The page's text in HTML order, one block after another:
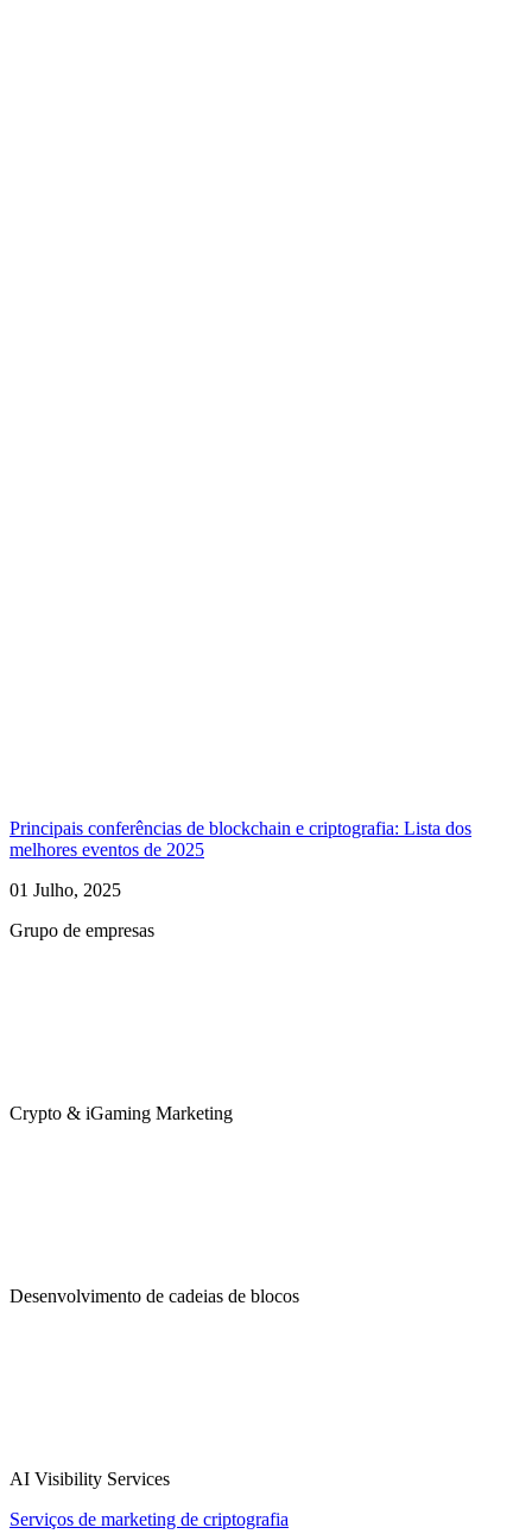
Principais conferências de blockchain e criptografia: Lista dos
melhores eventos de 2025
01 Julho, 2025
Grupo de empresas
Crypto & iGaming Marketing
Desenvolvimento de cadeias de blocos
AI Visibility Services
Serviços de marketing de criptografia